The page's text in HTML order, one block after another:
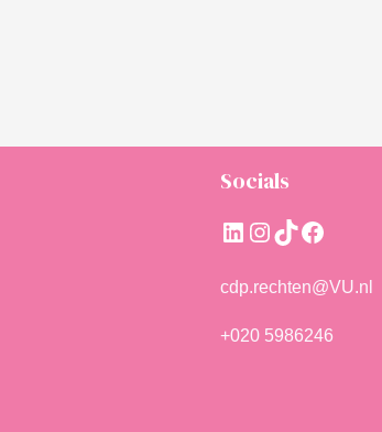
Socials
LinkedIn
Instagram
TikTokFacebook
cdp.rechten@VU.nl
+020 5986246